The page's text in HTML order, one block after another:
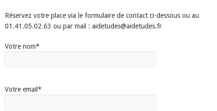
Réservez votre place via le formulaire de contact ci-dessous ou au
01.41.05.02.63 ou par mail : aidetudes@aidetudes.fr
Votre nom*
Votre email*